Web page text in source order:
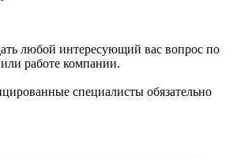
любой интересующий вас вопрос по
или работе компании.
специалисты обязательно